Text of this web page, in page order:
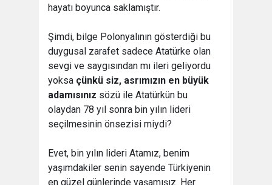
hayatı boyunca saklamıştır.
Şimdi, bilge Polonyalının gösterdiği bu
duygusal zarafet sadece Atatürke olan
sevgi ve saygısından mı ileri geliyordu
yoksa çünkü siz, asrımızın en büyük
adamısınız sözü ile Atatürkün bu
olaydan 78 yıl sonra bin yılın lideri
seçilmesinin önsezisi miydi?
Evet, bin yılın lideri Atamız, benim
yaşımdakiler senin sayende Türkiyenin
en güzel günlerinde yaşamışız. Her